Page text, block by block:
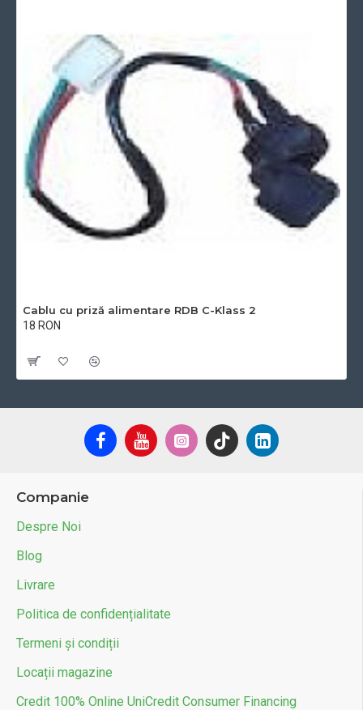
Cablu cu priză alimentare RDB C-Klass 2
18 RON
Companie
Despre Noi
Blog
Livrare
Politica de confidențialitate
Termeni și condiții
Locații magazine
Credit 100% Online UniCredit Consumer Financing